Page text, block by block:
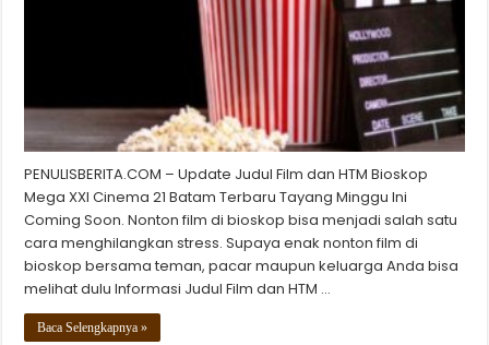
PENULISBERITA.COM – Update Judul Film dan HTM Bioskop
Mega XXI Cinema 21 Batam Terbaru Tayang Minggu Ini
Coming Soon. Nonton film di bioskop bisa menjadi salah satu
cara menghilangkan stress. Supaya enak nonton film di
bioskop bersama teman, pacar maupun keluarga Anda bisa
melihat dulu Informasi Judul Film dan HTM …
Baca Selengkapnya »